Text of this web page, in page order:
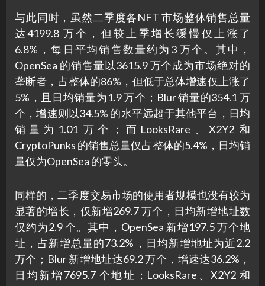
与此同时，虽然二季度各NFT 市场整体销售总量
达4199.8 万个，但较上季增长缓慢仅上涨了
6.8%，每日平均销售数量约为3 万个。其中，
OpenSea 的销售量以3615.9 万个成为市场绝对的
垄断者，占整体的86%，但低于总体增速仅上涨了
5%，且日均销量为1.9 万个；Blur 销量的354.1 万
个，增速则以34.5% 的水平远超于其他平台，日均
销量为1.01 万个；而LooksRare、X2Y2 和
CryptoPunks 的销售总量仅占整体的5.4%，日均销
量仅为OpenSea 的零头。
同样的，二季度交易市场的使用者规模也没有较为
显著的增长，仅新增269.7 万个，日均新增地址数
仅约为2.9 个。其中，OpenSea 新增197.5 万个地
址，占新增总量的73.2%，日均新增地址为近2.2
万个；Blur 新增地址达69.2 万个，增速达36.2%，
日均新增7695.7 个地址；LooksRare、X2Y2 和